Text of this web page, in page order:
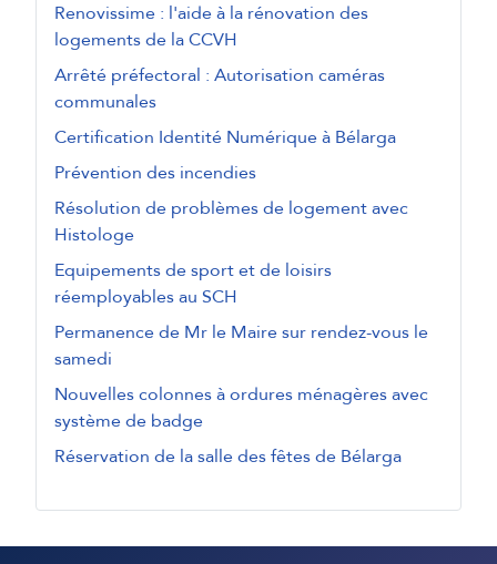
Renovissime : l'aide à la rénovation des
logements de la CCVH
Arrêté préfectoral : Autorisation caméras
communales
Certification Identité Numérique à Bélarga
Prévention des incendies
Résolution de problèmes de logement avec
Histologe
Equipements de sport et de loisirs
réemployables au SCH
Permanence de Mr le Maire sur rendez-vous le
samedi
Nouvelles colonnes à ordures ménagères avec
système de badge
Réservation de la salle des fêtes de Bélarga